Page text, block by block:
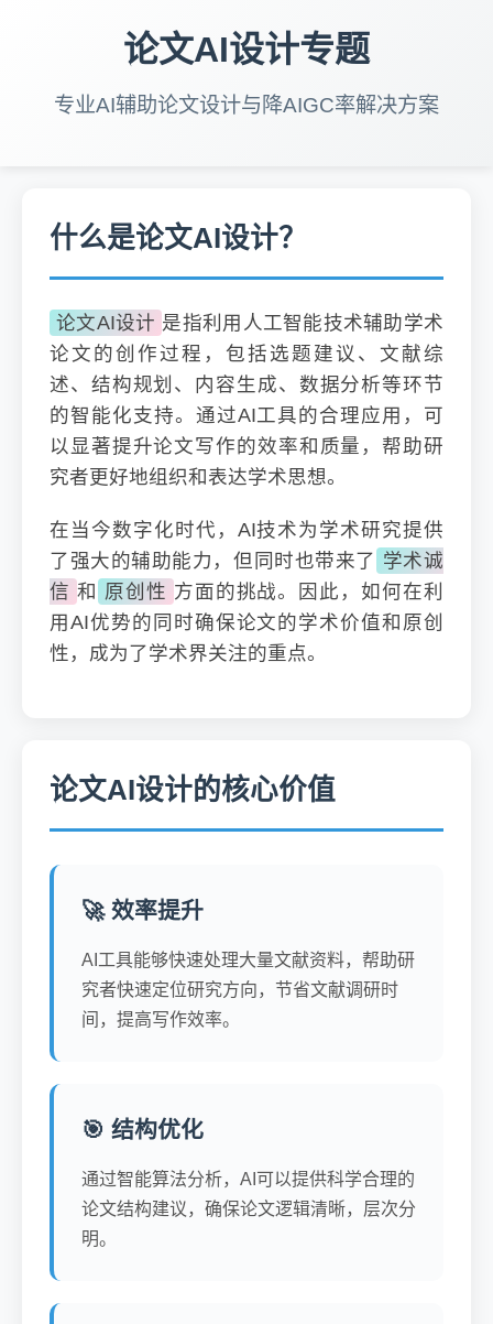
论文AI设计专题
专业AI辅助论文设计与降AIGC率解决方案
什么是论文AI设计？
论文AI设计 是指利用人工智能技术辅助学术
论文的创作过程，包括选题建议、文献综
述、结构规划、内容生成、数据分析等环节
的智能化支持。通过AI工具的合理应用，可
以显著提升论文写作的效率和质量，帮助研
究者更好地组织和表达学术思想。
在当今数字化时代，AI技术为学术研究提供
了强大的辅助能力，但同时也带来了 学术诚
信 和 原创性 方面的挑战。因此，如何在利
用AI优势的同时确保论文的学术价值和原创
性，成为了学术界关注的重点。
论文AI设计的核心价值
🚀 效率提升
AI工具能够快速处理大量文献资料，帮助研
究者快速定位研究方向，节省文献调研时
间，提高写作效率。
🎯 结构优化
通过智能算法分析，AI可以提供科学合理的
论文结构建议，确保论文逻辑清晰，层次分
明。